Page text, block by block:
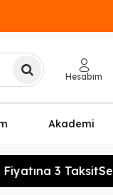
Hesabım
Akademi
3 Taksit